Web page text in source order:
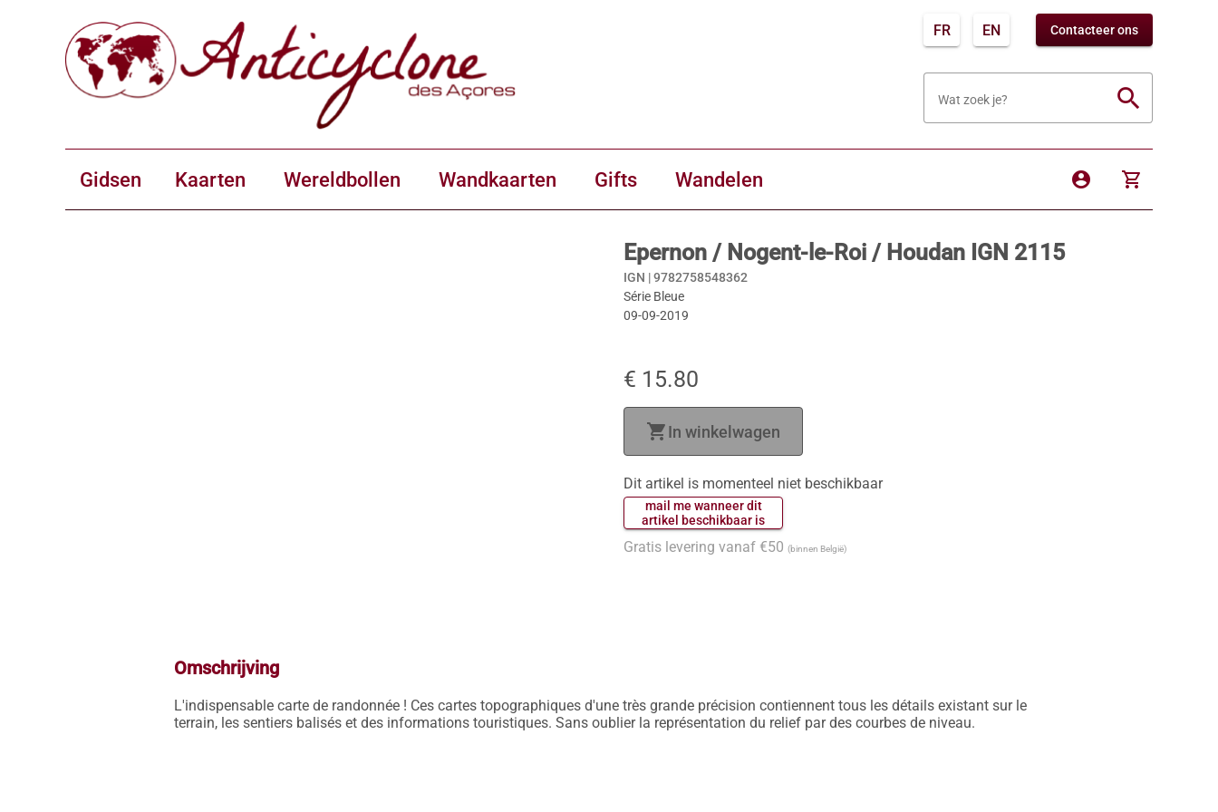
FR EN Contacteer ons
Wat zoek je? search
Gidsen Kaarten Wereldbollen Wandkaarten Gifts Wandelen account_circle shopping_cart
Epernon / Nogent-le-Roi / Houdan IGN 2115
IGN |9782758548362
Série Bleue
09-09-2019
€ 15.80
shopping_cartIn winkelwagen
Dit artikel is momenteel niet beschikbaar
mail me wanneer dit
Gratis levering vanaf €50 (binnen België)
Omschrijving
L'indispensable carte de randonnée ! Ces cartes topographiques d'une très grande précision contiennent tous les détails existant sur le
terrain, les sentiers balisés et des informations touristiques. Sans oublier la représentation du relief par des courbes de niveau.